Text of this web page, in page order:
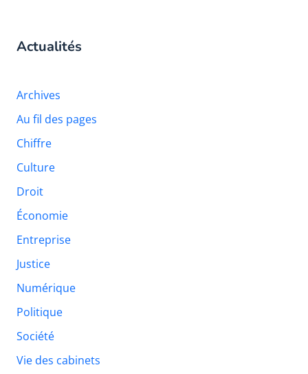
Actualités
Archives
Au fil des pages
Chiffre
Culture
Droit
Économie
Entreprise
Justice
Numérique
Politique
Société
Vie des cabinets